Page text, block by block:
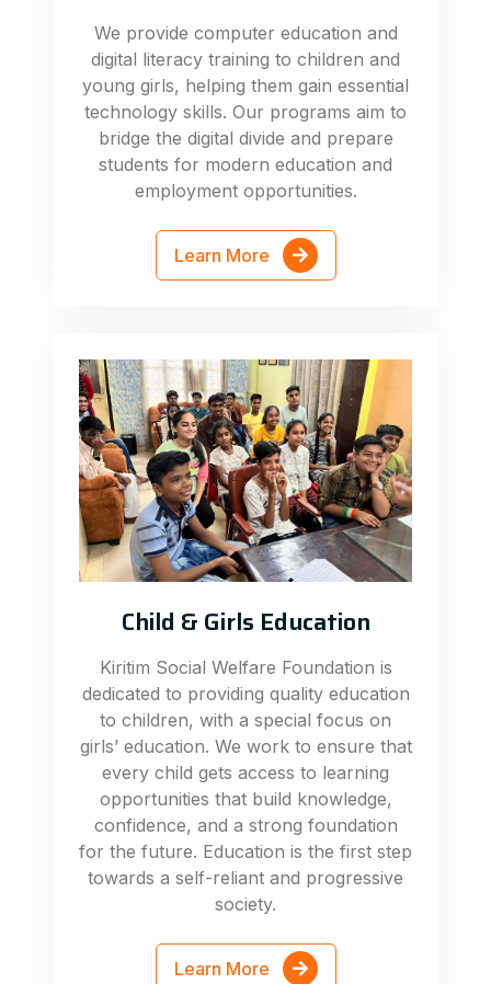
We provide computer education and
digital literacy training to children and
young girls, helping them gain essential
technology skills. Our programs aim to
bridge the digital divide and prepare
students for modern education and
employment opportunities.
Learn More
Child & Girls Education
Kiritim Social Welfare Foundation is
dedicated to providing quality education
to children, with a special focus on
girls’ education. We work to ensure that
every child gets access to learning
opportunities that build knowledge,
confidence, and a strong foundation
for the future. Education is the first step
towards a self-reliant and progressive
society.
Learn More